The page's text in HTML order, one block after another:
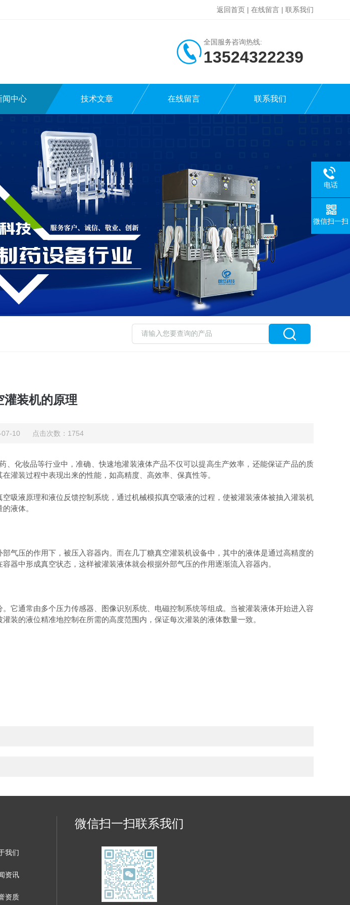
返回首页 | 在线留言 | 联系我们
全国服务咨询热线:
13524322239
闻中心 技术文章 在线留言 联系我们
灌装机的原理
07-10 点击次数：1754
化妆品等行业中，准确、快速地灌装液体产品不仅可以提高生产效率，还能保证产品的质
灌装过程中表现出来的性能，如高精度、高效率、保真性等。
液原理和液位反馈控制系统，通过机械模拟真空吸液的过程，使被灌装液体被抽入灌装机
液体。
压的作用下，被压入容器内。而在几丁糖真空灌装机设备中，其中的液体是通过高精度的
器中形成真空状态，这样被灌装液体就会根据外部气压的作用逐渐流入容器内。
通常由多个压力传感器、图像识别系统、电磁控制系统等组成。当被灌装液体开始进入容
装的液位精准地控制在所需的高度范围内，保证每次灌装的液体数量一致。
我们
资讯
资质
微信扫一扫联系我们
电话
微信扫一扫